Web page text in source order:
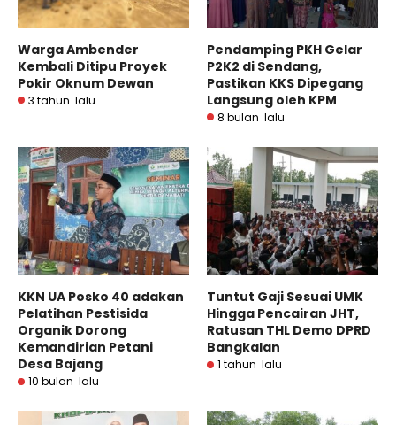
Warga Ambender
Kembali Ditipu Proyek
Pokir Oknum Dewan
3 tahun lalu
Pendamping PKH Gelar
P2K2 di Sendang,
Pastikan KKS Dipegang
Langsung oleh KPM
8 bulan lalu
KKN UA Posko 40 adakan
Pelatihan Pestisida
Organik Dorong
Kemandirian Petani
Desa Bajang
10 bulan lalu
Tuntut Gaji Sesuai UMK
Hingga Pencairan JHT,
Ratusan THL Demo DPRD
Bangkalan
1 tahun lalu